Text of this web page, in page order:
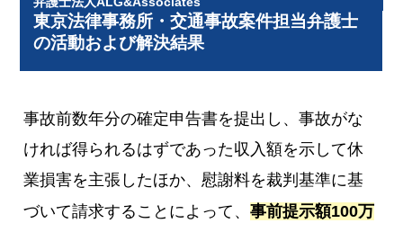
東京法律事務所・交通事故案件担当弁護士
の活動および解決結果
事故前数年分の確定申告書を提出し、事故がな
ければ得られるはずであった収入額を示して休
業損害を主張したほか、慰謝料を裁判基準に基
づいて請求することによって、事前提示額100万